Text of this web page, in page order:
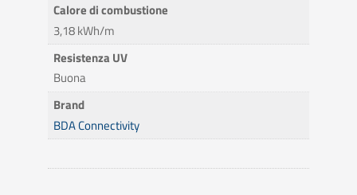
Calore di combustione
3,18 kWh/m
Resistenza UV
Buona
Brand
BDA Connectivity